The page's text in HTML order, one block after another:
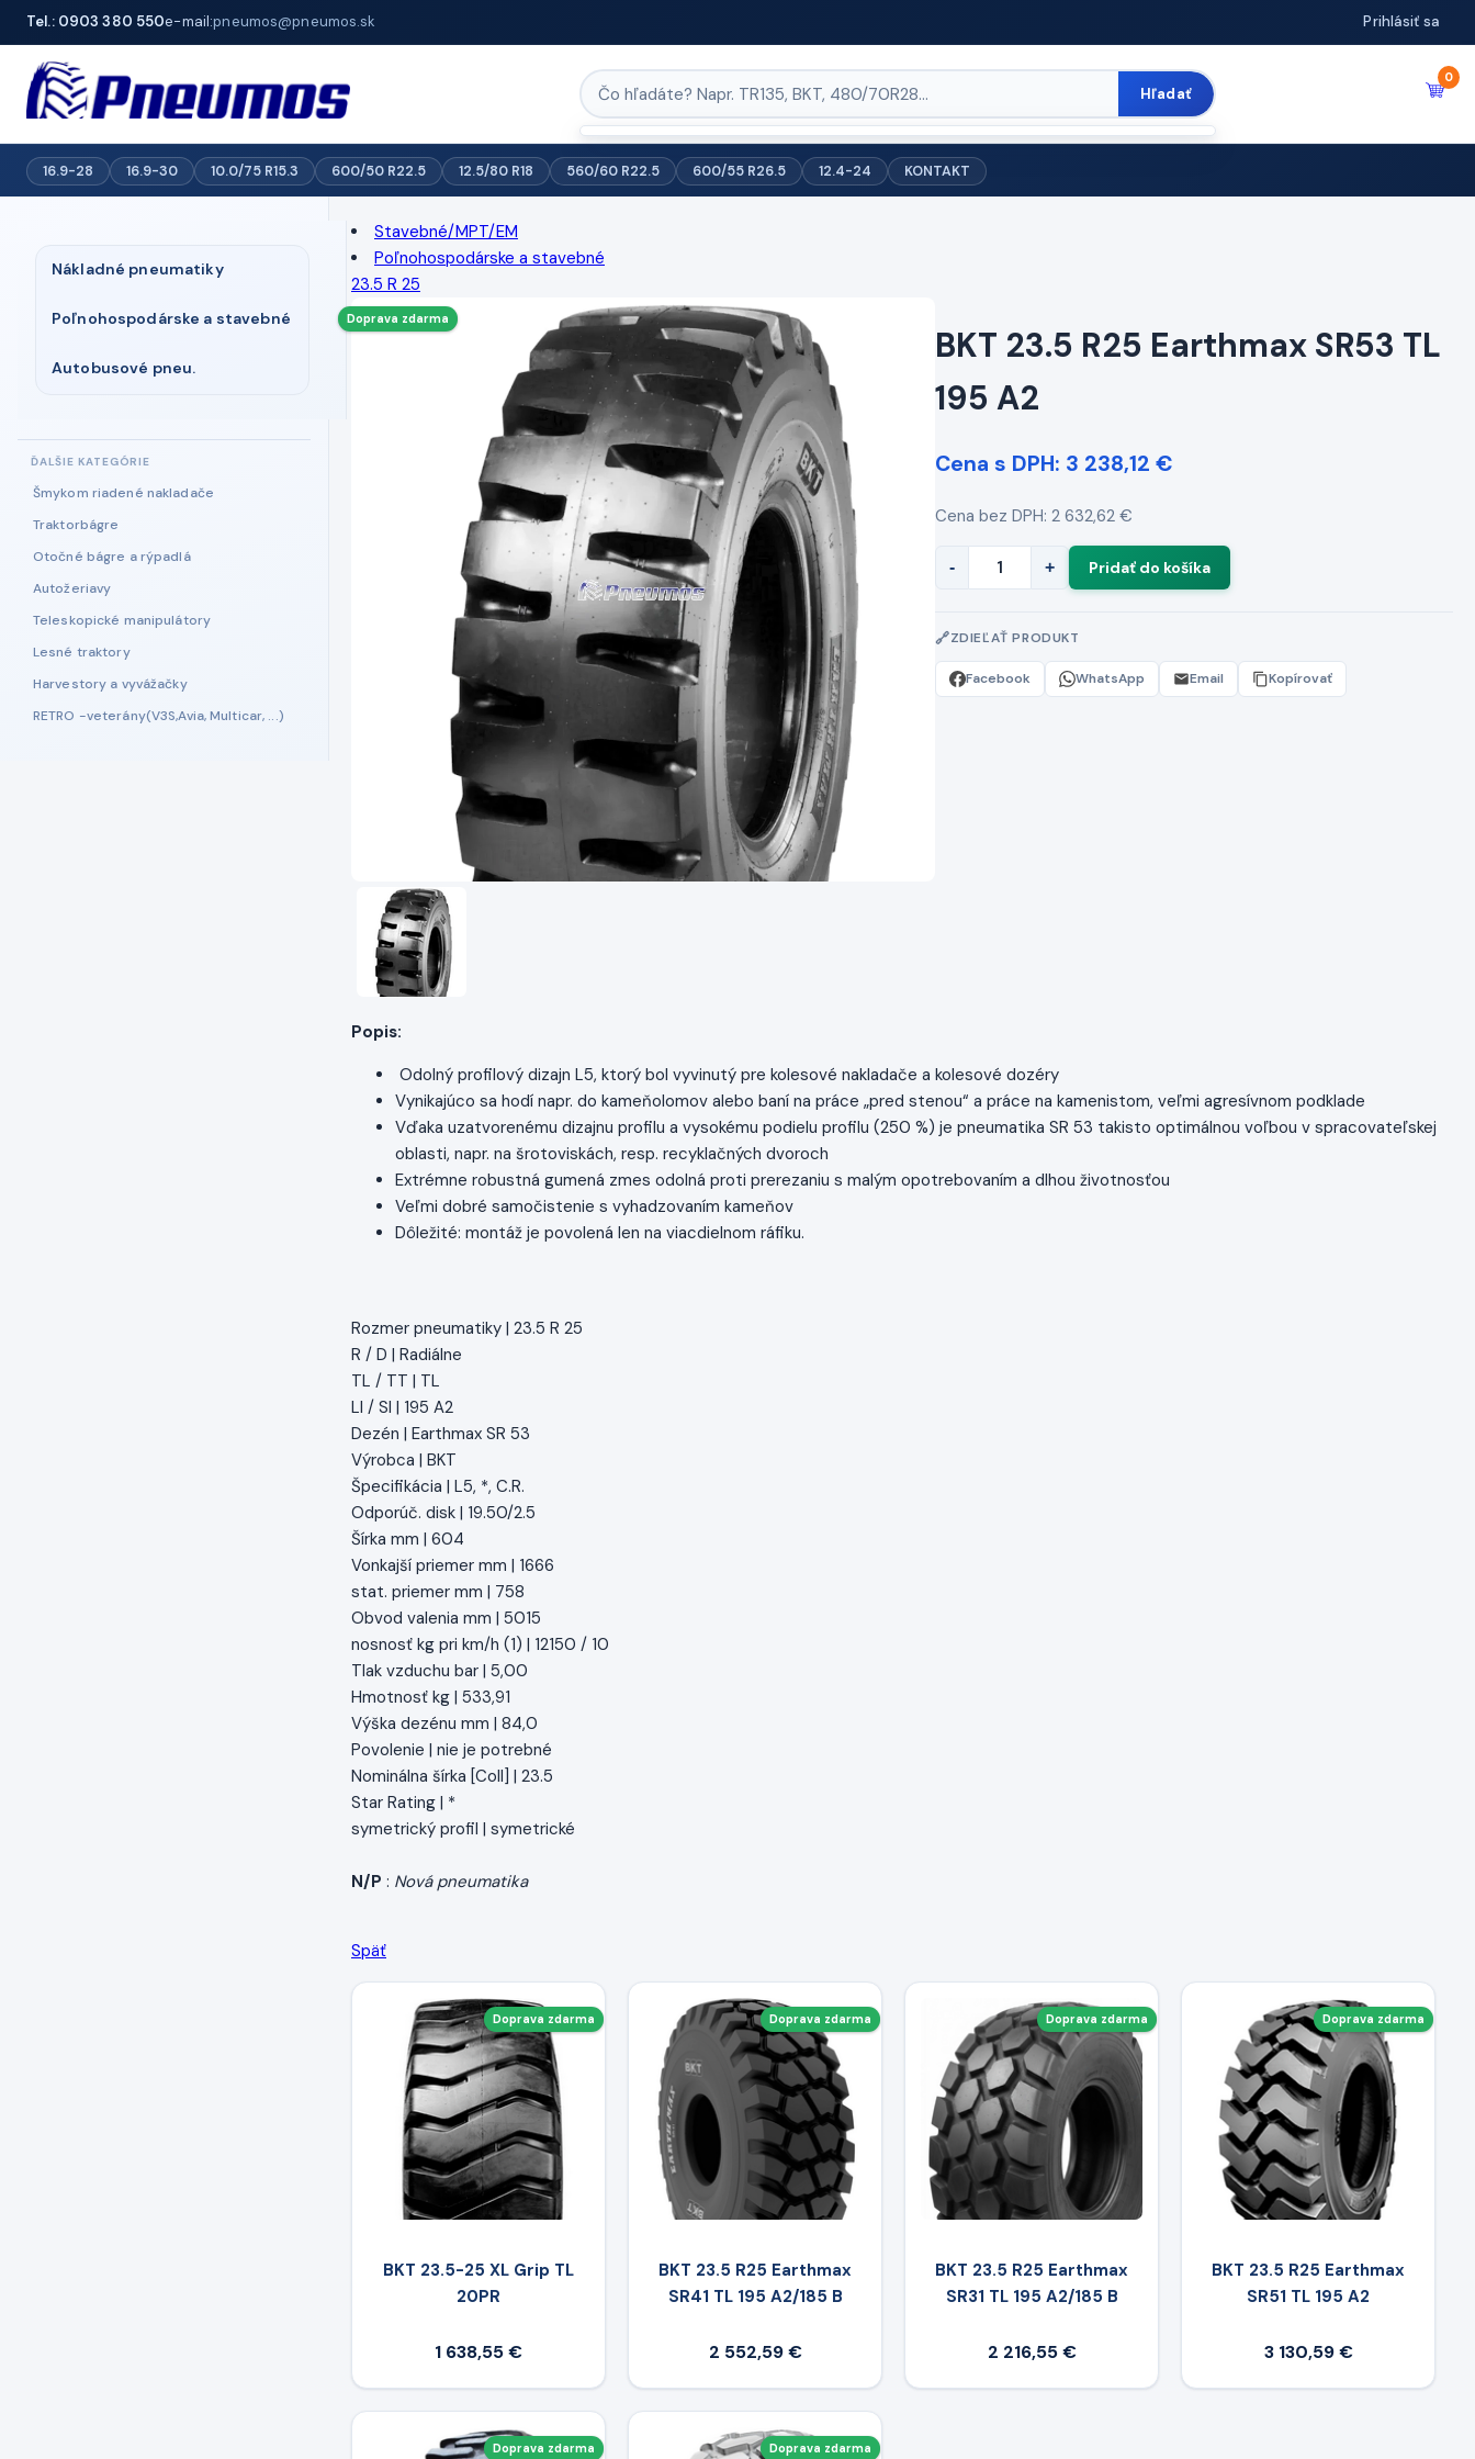
Tel.: 0903 380 550e-mail:pneumos@pneumos.sk Prihlásiť sa
Hľadať
0
16.9-28 16.9-30 10.0/75 R15.3 600/50 R22.5 12.5/80 R18 560/60 R22.5 600/55 R26.5 12.4-24 KONTAKT
Nákladné pneumatiky
Poľnohospodárske a stavebné
Autobusové pneu.
Šmykom riadené nakladače
Traktorbágre
Otočné bágre a rýpadlá
Autožeriavy
Teleskopické manipulátory
Lesné traktory
Harvestory a vyvážačky
RETRO -veterány(V3S,Avia, Multicar, ...)
Stavebné/MPT/EM
Poľnohospodárske a stavebné
23.5 R 25
Doprava zdarma
BKT 23.5 R25 Earthmax SR53 TL
195 A2
Cena s DPH: 3 238,12 €
Cena bez DPH: 2 632,62 €
- +
ZDIEĽAŤ PRODUKT
Facebook WhatsApp Email Kopírovať
Popis:
Odolný profilový dizajn L5, ktorý bol vyvinutý pre kolesové nakladače a kolesové dozéry
Vynikajúco sa hodí napr. do kameňolomov alebo baní na práce „pred stenou“ a práce na kamenistom, veľmi agresívnom podklade
Vďaka uzatvorenému dizajnu profilu a vysokému podielu profilu (250 %) je pneumatika SR 53 takisto optimálnou voľbou v spracovateľskej
oblasti, napr. na šrotoviskách, resp. recyklačných dvoroch
Extrémne robustná gumená zmes odolná proti prerezaniu s malým opotrebovaním a dlhou životnosťou
Veľmi dobré samočistenie s vyhadzovaním kameňov
Dôležité: montáž je povolená len na viacdielnom ráfiku.
Rozmer pneumatiky | 23.5 R 25
R / D | Radiálne
TL / TT | TL
LI / SI | 195 A2
Dezén | Earthmax SR 53
Výrobca | BKT
Špecifikácia | L5, *, C.R.
Odporúč. disk | 19.50/2.5
Šírka mm | 604
Vonkajší priemer mm | 1666
stat. priemer mm | 758
Obvod valenia mm | 5015
nosnosť kg pri km/h (1) | 12150 / 10
Tlak vzduchu bar | 5,00
Hmotnosť kg | 533,91
Výška dezénu mm | 84,0
Povolenie | nie je potrebné
Nominálna šírka [Coll] | 23.5
Star Rating | *
symetrický profil | symetrické
N/P : Nová pneumatika
Späť
Doprava zdarma
BKT 23.5-25 XL Grip TL
20PR
1 638,55 €
Doprava zdarma
BKT 23.5 R25 Earthmax
SR41 TL 195 A2/185 B
2 552,59 €
Doprava zdarma
BKT 23.5 R25 Earthmax
SR31 TL 195 A2/185 B
2 216,55 €
Doprava zdarma
BKT 23.5 R25 Earthmax
SR51 TL 195 A2
3 130,59 €
Doprava zdarma Doprava zdarma